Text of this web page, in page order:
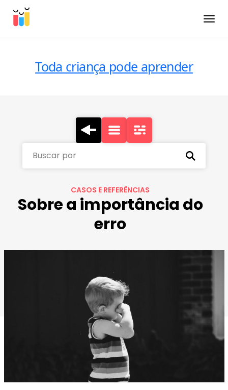
Toda criança pode aprender
Buscar por
CASOS E REFERÊNCIAS
Sobre a importância do
erro